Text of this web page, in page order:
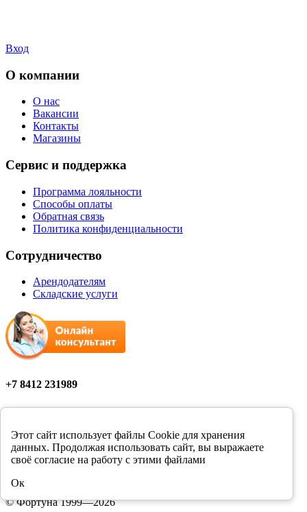
Этот сайт использует файлы Cookie для хранения
данных. Продолжая использовать сайт, вы выражаете
своё согласие на работу с этими файлами
Ок
Вход
О компании
О нас
Вакансии
Контакты
Магазины
Сервис и поддержка
Программа лояльности
Способы оплаты
Обратная связь
Политика конфиденциальности
Сотрудничество
Арендодателям
Складские услуги
+7 8412 231989
Мы в соцсетях
Цены в розничных магазинах Фортуна могут отличаться от
цен, указанных на сайте.
© Фортуна 1999—2026